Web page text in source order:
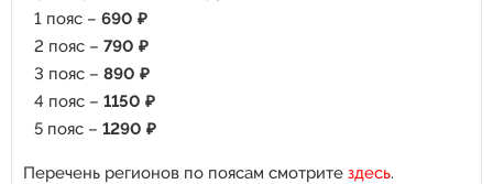
1 пояс – 690 ₽
2 пояс – 790 ₽
3 пояс – 890 ₽
4 пояс – 1150 ₽
5 пояс – 1290 ₽
Перечень регионов по поясам смотрите здесь.